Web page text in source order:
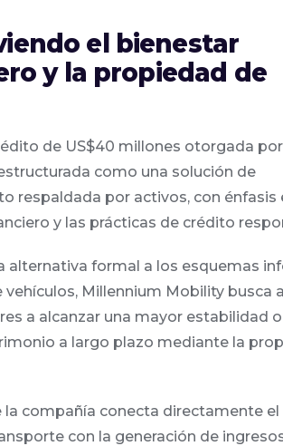
el bienestar
y la propiedad de
de US$40 millones otorgada
como una solución de
respaldada por activos, con énfasis
y las prácticas de crédito
alternativa formal a los esquemas
vehículos, Millennium Mobility busca
a alcanzar una mayor estabilidad
a largo plazo mediante la
la compañía conecta directamente el
con la generación de